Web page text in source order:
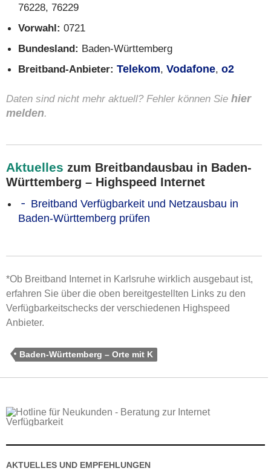
76228, 76229
Vorwahl: 0721
Bundesland: Baden-Württemberg
Breitband-Anbieter: Telekom, Vodafone, o2
Daten sind nicht mehr aktuell? Fehler können Sie hier
melden.
Aktuelles zum Breitbandausbau in Baden-
Württemberg – Highspeed Internet
Breitband Verfügbarkeit und Netzausbau in
Baden-Württemberg prüfen
*Ob Breitband Internet in Karlsruhe wirklich ausgebaut ist,
erfahren Sie über die oben bereitgestellten Links zu den
Verfügbarkeitschecks der verschiedenen Highspeed
Anbieter.
Baden-Württemberg – Orte mit K
AKTUELLES UND EMPFEHLUNGEN